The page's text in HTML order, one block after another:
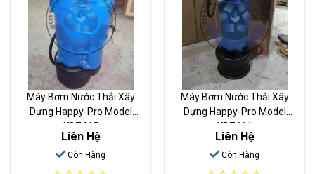
Máy Bơm Nước Thải Xây
Dựng Happy-Pro Model
KBZ415
Liên Hệ
Còn Hàng
Máy Bơm Nước Thải Xây
Dựng Happy-Pro Model
KBZ611
Liên Hệ
Còn Hàng